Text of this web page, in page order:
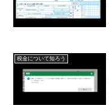
税金について知ろう